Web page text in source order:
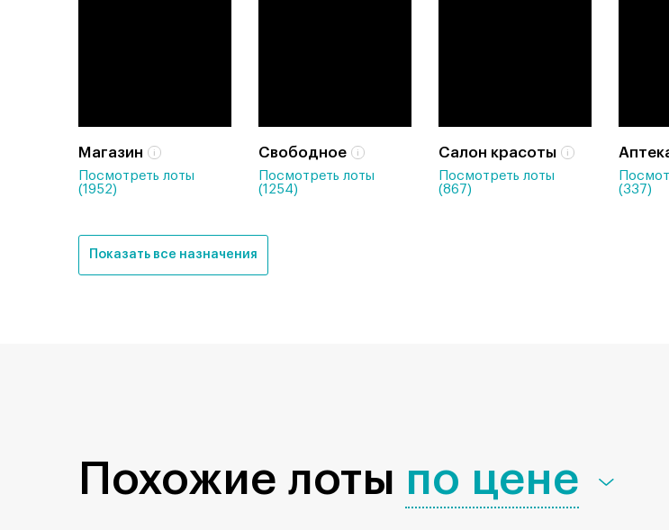
Магазин
Посмотреть лоты
(1952)
Свободное
Посмотреть лоты
(1254)
Салон красоты
Посмотреть лоты
(867)
(337)
Показать все назначения
Похожие лоты по цене